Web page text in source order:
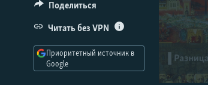
навигации
Вернутся
КАВКАЗ.РЕАЛИИ
СЕВЕР.РЕАЛИИ
СИБИРЬ.РЕАЛИИ
Поделиться
Читать без VPN
Приоритетный источник в
Google